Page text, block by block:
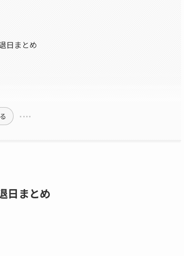
日まとめ
日まとめ